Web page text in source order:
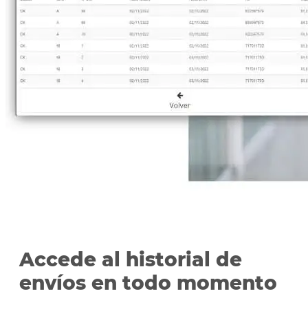
Accede al historial de
envíos en todo momento